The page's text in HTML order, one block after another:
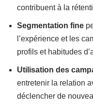
contribuent à la
Segmentation fine
l’expérience et les
profils et habitudes
Utilisation des
entretenir la relation
déclencher de